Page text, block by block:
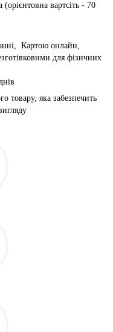
вартсіть - 70
Картою онлайн,
для фізичних
товару, яка забезпечить